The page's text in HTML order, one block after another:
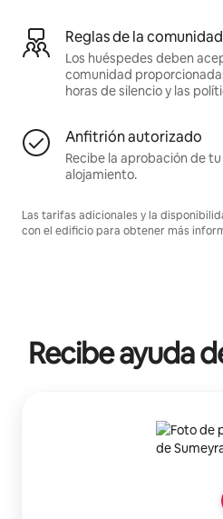
Reglas de la comunidad
Los huéspedes deben
comunidad
horas de silencio y las
Anfitrión autorizado
Recibe la aprobación de
alojamiento.
Las tarifas adicionales y la
con el edificio para obtener más
Recibe ayuda